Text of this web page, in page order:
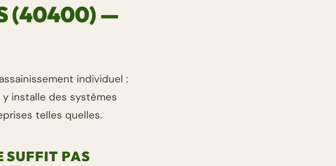
(40400) —
individuel :
y installe des systèmes
telles quelles.
SUFFIT PAS